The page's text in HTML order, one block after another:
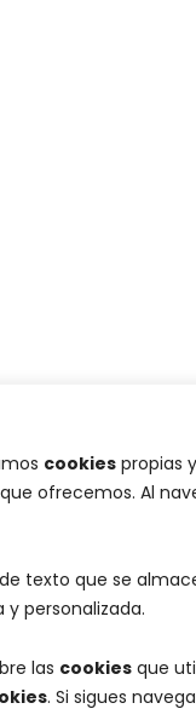
cookies propias
ofrecemos. Al
texto que se
personalizada.
las cookies que
. Si sigues